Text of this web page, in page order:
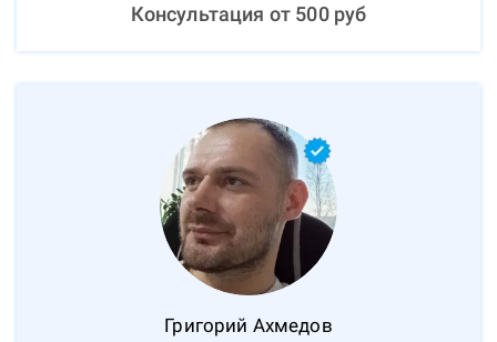
Консультация от 500руб
Григорий Ахмедов